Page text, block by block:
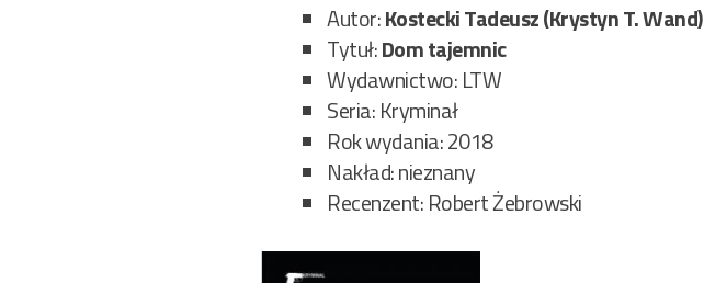
Autor:Kostecki Tadeusz (Krystyn T. Wand)
Tytuł:Dom tajemnic
Wydawnictwo: LTW
Seria: Kryminał
Rok wydania: 2018
Nakład: nieznany
Recenzent: Robert Żebrowski